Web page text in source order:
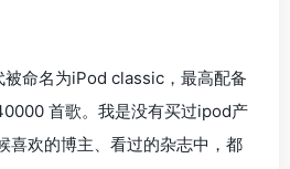
命名为iPod classic，最高配备
首歌。我是没有买过ipod产
喜欢的博主、看过的杂志中，都